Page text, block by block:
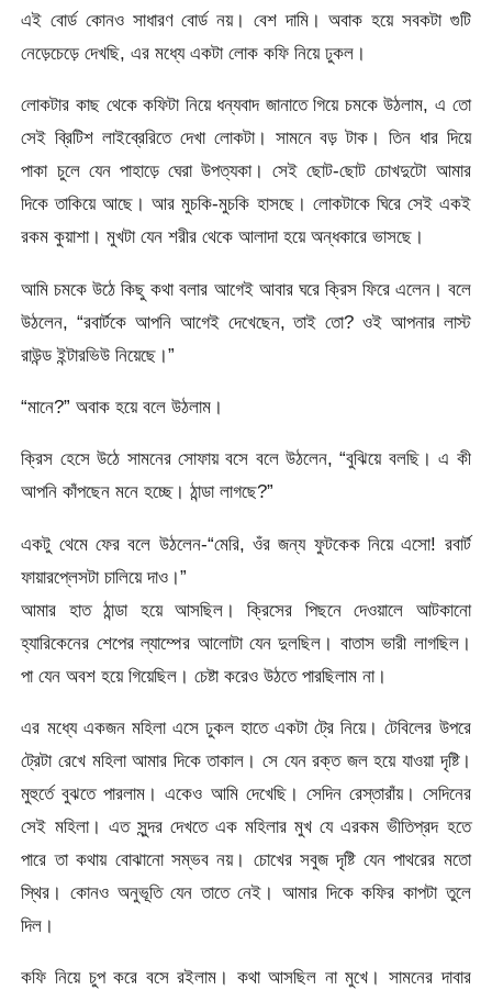
এই বোর্ড কোনও সাধারণ বোর্ড নয়। বেশ দামি। অবাক হয়ে সবকটা গুটি
নেড়েচেড়ে দেখছি, এর মধ্যে একটা লোক কফি নিয়ে ঢুকল।
লোকটার কাছ থেকে কফিটা নিয়ে ধন্যবাদ জানাতে গিয়ে চমকে উঠলাম, এ তো
সেই ব্রিটিশ লাইব্রেরিতে দেখা লোকটা। সামনে বড় টাক। তিন ধার দিয়ে
পাকা চুলে যেন পাহাড়ে ঘেরা উপত্যকা। সেই ছোট-ছোট চোখদুটো আমার
দিকে তাকিয়ে আছে। আর মুচকি-মুচকি হাসছে। লোকটাকে ঘিরে সেই একই
রকম কুয়াশা। মুখটা যেন শরীর থেকে আলাদা হয়ে অন্ধকারে ভাসছে।
আমি চমকে উঠে কিছু কথা বলার আগেই আবার ঘরে ক্রিস ফিরে এলেন। বলে
উঠলেন, “রবার্টকে আপনি আগেই দেখেছেন, তাই তো? ওই আপনার লাস্ট
রাউন্ড ইন্টারভিউ নিয়েছে।”
“মানে?” অবাক হয়ে বলে উঠলাম।
ক্রিস হেসে উঠে সামনের সোফায় বসে বলে উঠলেন, “বুঝিয়ে বলছি। এ কী
আপনি কাঁপছেন মনে হচ্ছে। ঠান্ডা লাগছে?”
একটু থেমে ফের বলে উঠলেন-“মেরি, ওঁর জন্য ফুটকেক নিয়ে এসো! রবার্ট
ফায়ারপ্লেসটা চালিয়ে দাও।”
আমার হাত ঠান্ডা হয়ে আসছিল। ক্রিসের পিছনে দেওয়ালে আটকানো
হ্যারিকেনের শেপের ল্যাম্পের আলোটা যেন দুলছিল। বাতাস ভারী লাগছিল।
পা যেন অবশ হয়ে গিয়েছিল। চেষ্টা করেও উঠতে পারছিলাম না।
এর মধ্যে একজন মহিলা এসে ঢুকল হাতে একটা ট্রে নিয়ে। টেবিলের উপরে
ট্রেটা রেখে মহিলা আমার দিকে তাকাল। সে যেন রক্ত জল হয়ে যাওয়া দৃষ্টি।
মুহুর্তে বুঝতে পারলাম। একেও আমি দেখেছি। সেদিন রেস্তারাঁয়। সেদিনের
সেই মহিলা। এত সুন্দর দেখতে এক মহিলার মুখ যে এরকম ভীতিপ্রদ হতে
পারে তা কথায় বোঝানো সম্ভব নয়। চোখের সবুজ দৃষ্টি যেন পাথরের মতো
স্থির। কোনও অনুভূতি যেন তাতে নেই। আমার দিকে কফির কাপটা তুলে
দিল।
কফি নিয়ে চুপ করে বসে রইলাম। কথা আসছিল না মুখে। সামনের দাবার